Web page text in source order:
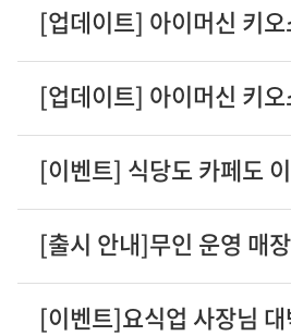
[업데이트] 아이머신 키
[업데이트] 아이머신 키
[이벤트] 식당도 카페도
[출시 안내]무인 운영 매
[이벤트]요식업 사장님